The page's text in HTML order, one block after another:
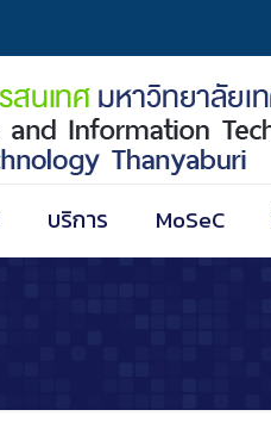
บริการ MoSeC